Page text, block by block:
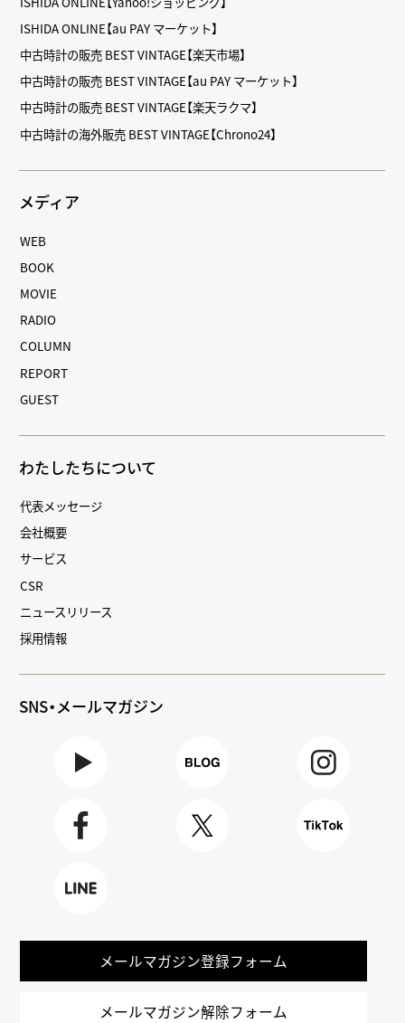
ISHIDA ONLINE【au PAY マーケット】
中古時計の販売 BEST VINTAGE【楽天市場】
中古時計の販売 BEST VINTAGE【au PAY マーケット】
中古時計の販売 BEST VINTAGE【楽天ラクマ】
中古時計の海外販売 BEST VINTAGE【Chrono24】
メディア
WEB
BOOK
MOVIE
RADIO
COLUMN
REPORT
GUEST
わたしたちについて
代表メッセージ
会社概要
サービス
CSR
ニュースリリース
採用情報
SNS・メールマガジン
メールマガジン登録フォーム
メールマガジン解除フォーム